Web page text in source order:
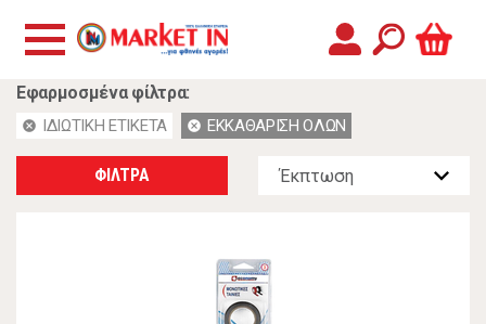
Εφαρμοσμένα φίλτρα:
cancel ΙΔΙΩΤΙΚΗ ΕΤΙΚΕΤΑ cancel ΕΚΚΑΘΑΡΙΣΗ ΟΛΩΝ
ΦΙΛΤΡΑ